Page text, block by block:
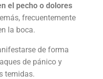
el pecho o dolores
frecuentemente
la boca.
de forma
de pánico y
temidas.